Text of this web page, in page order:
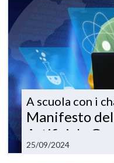
Manifesto
Artificiale
25/09/2024